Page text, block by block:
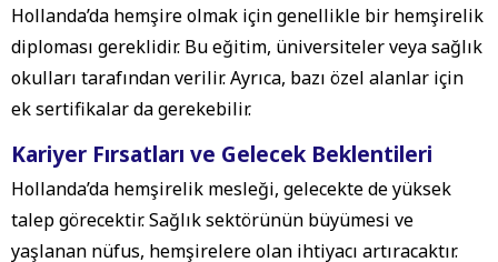
Hollanda’da hemşire olmak için genellikle bir hemşirelik
diploması gereklidir. Bu eğitim, üniversiteler veya sağlık
okulları tarafından verilir. Ayrıca, bazı özel alanlar için
ek sertifikalar da gerekebilir.
Kariyer Fırsatları ve Gelecek Beklentileri
Hollanda’da hemşirelik mesleği, gelecekte de yüksek
talep görecektir. Sağlık sektörünün büyümesi ve
yaşlanan nüfus, hemşirelere olan ihtiyacı artıracaktır.